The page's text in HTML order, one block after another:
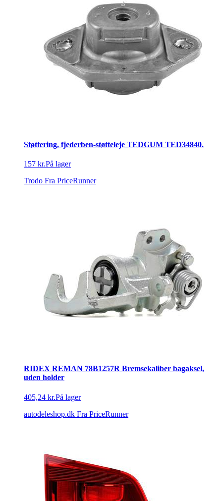
Støttering, fjederben-støtteleje TEDGUM TED34840.
157 kr.På lager
Trodo Fra PriceRunner
RIDEX REMAN 78B1257R Bremsekaliber bagaksel,
uden holder
405,24 kr.På lager
autodeleshop.dk Fra PriceRunner